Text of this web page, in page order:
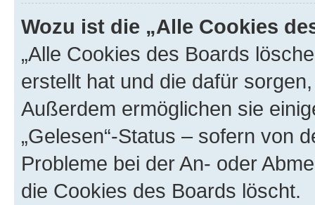
Wozu ist die „Alle Cookies
„Alle Cookies des Boards
erstellt hat und die dafür
Außerdem ermöglichen sie
„Gelesen“-Status – sofern von
Probleme bei der An- oder
die Cookies des Boards löscht.